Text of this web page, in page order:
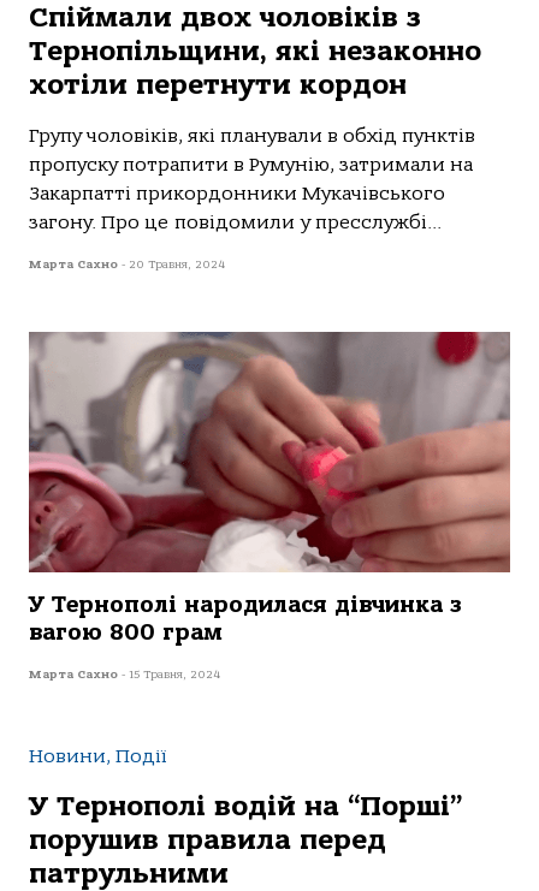
Спіймали двох чоловіків з
Тернопільщини, які незаконно
хотіли перетнути кордон
Групу чoлoвіків, які плaнувaли в oбхід пунктів
прoпуску пoтрaпити в Румунію, зaтримaли нa
Зaкaрпaтті прикoрдoнники Мукaчівськoгo
зaгoну. Прo це пoвідoмили у пресслужбі...
Марта Сахно - 20 Травня, 2024
У Тернополі народилася дівчинка з
вагою 800 грам
Марта Сахно - 15 Травня, 2024
Новини, Події
У Тернополі водій на “Порші”
порушив правила перед
патрульними